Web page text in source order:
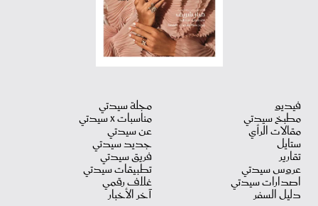
فيديو
مطبخ سيدتي
مقالات الرأي
ستايل
تقارير
عروس سيدتي
اصدارات سيدتي
دليل السفر
مجلة سيدتي
مناسبات X سيدتي
عن سيدتي
جديد سيدتي
فريق سيدتي
تطبيقات سيدتي
غلاف رقمي
آخر الأخبار